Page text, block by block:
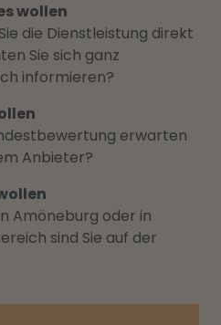
wollen
die Dienstleistung direkt
Sie sich ganz
informieren?
erwarten
Anbieter?
Amöneburg oder in
sind Sie auf der